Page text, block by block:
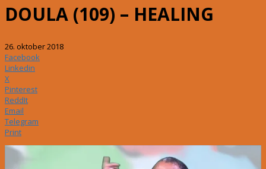
DOULA (109) – HEALING
26. oktober 2018
Facebook
Linkedin
X
Pinterest
ReddIt
Email
Telegram
Print